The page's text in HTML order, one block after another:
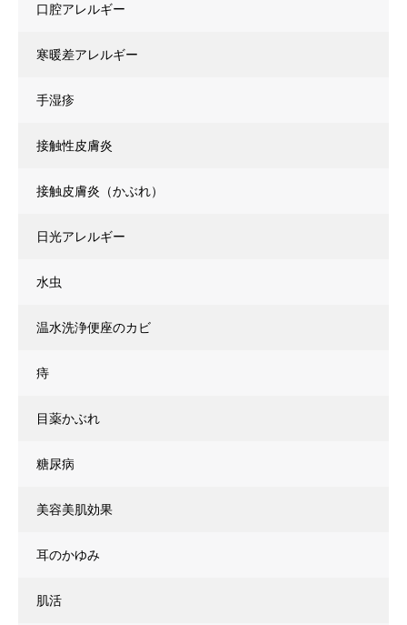
口腔アレルギー
寒暖差アレルギー
手湿疹
接触性皮膚炎
接触皮膚炎（かぶれ）
日光アレルギー
水虫
温水洗浄便座のカビ
痔
目薬かぶれ
糖尿病
美容美肌効果
耳のかゆみ
肌活